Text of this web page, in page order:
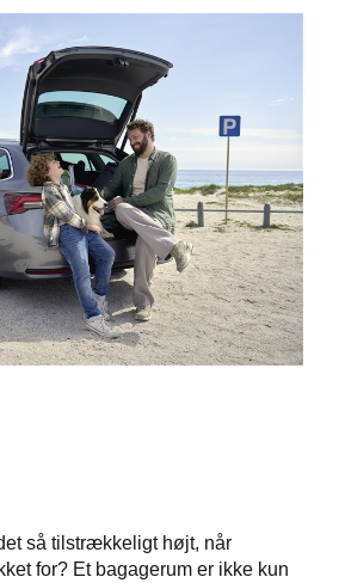
så tilstrækkeligt højt, når
for? Et bagagerum er ikke kun